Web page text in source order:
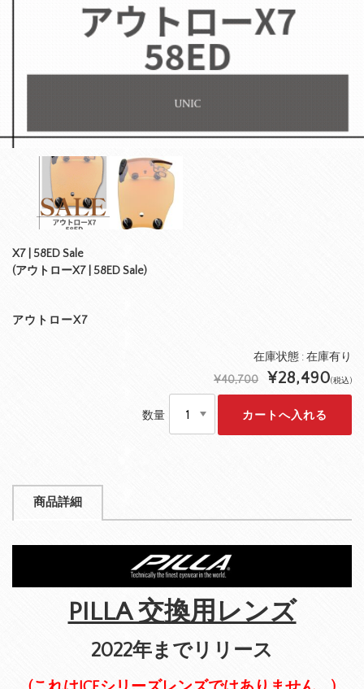
X7 | 58ED Sale
(アウトローX7 | 58ED Sale)
アウトローX7
在庫状態 : 在庫有り
¥40,700
¥28,490(税込)
数量
商品詳細
PILLA 交換用レンズ
2022年までリリース